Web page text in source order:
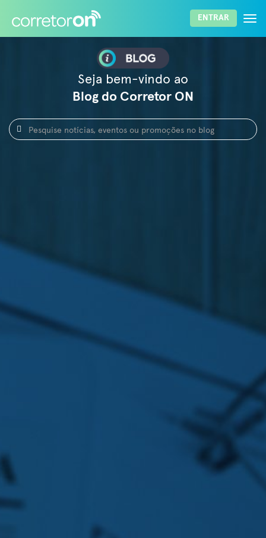
Lembrar senha
Esqueci a senha
ENTRAR
Seja bem-vindo ao
Blog do Corretor ON